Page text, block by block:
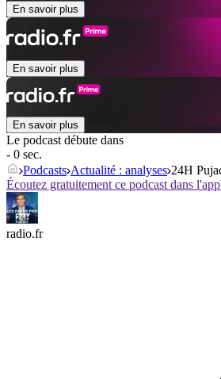
En savoir plus
En savoir plus
En savoir plus
Le podcast débute dans
- 0 sec.
Podcasts Actualité : analyses 24H
Écoutez gratuitement ce podcast dans
radio.fr